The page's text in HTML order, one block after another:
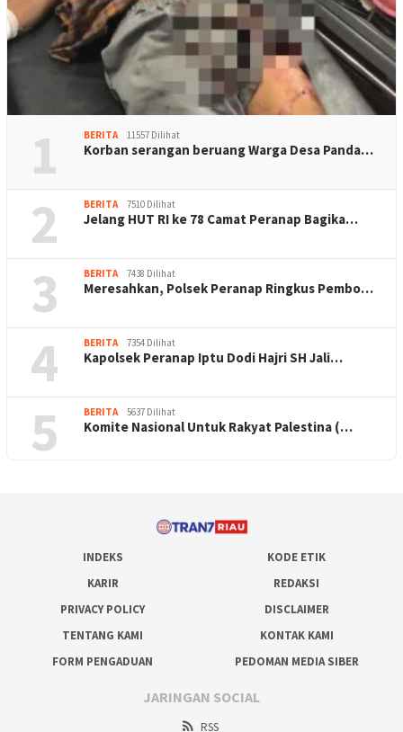
1 BERITA 11557 Dilihat
Korban serangan beruang Warga Desa Panda…
2 BERITA 7510 Dilihat
Jelang HUT RI ke 78 Camat Peranap Bagika…
3 BERITA 7438 Dilihat
Meresahkan, Polsek Peranap Ringkus Pembo…
4 BERITA 7354 Dilihat
Kapolsek Peranap Iptu Dodi Hajri SH Jali…
5 BERITA 5637 Dilihat
Komite Nasional Untuk Rakyat Palestina (…
INDEKS
KODE ETIK
KARIR
REDAKSI
PRIVACY POLICY
DISCLAIMER
TENTANG KAMI
KONTAK KAMI
FORM PENGADUAN
PEDOMAN MEDIA SIBER
JARINGAN SOCIAL
RSS